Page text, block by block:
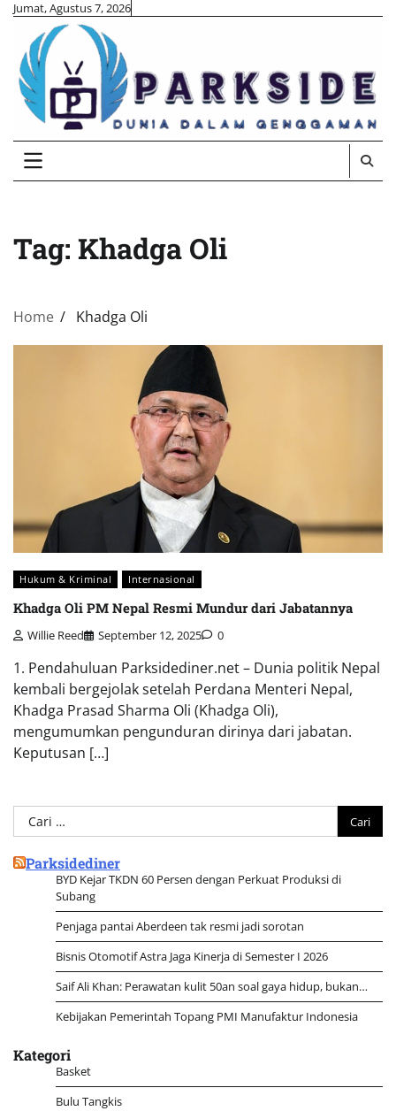
Skip
content
Jumat, Agustus 7, 2026
Tag: Khadga Oli
Home Khadga Oli
Hukum & Kriminal Internasional
Khadga Oli PM Nepal Resmi Mundur dari Jabatannya
Willie Reed September 12, 2025 0
1. Pendahuluan Parksidediner.net – Dunia politik Nepal
kembali bergejolak setelah Perdana Menteri Nepal,
Khadga Prasad Sharma Oli (Khadga Oli),
mengumumkan pengunduran dirinya dari jabatan.
Keputusan […]
Cari
untuk:
Parksidediner
BYD Kejar TKDN 60 Persen dengan Perkuat Produksi di
Subang
Penjaga pantai Aberdeen tak resmi jadi sorotan
Bisnis Otomotif Astra Jaga Kinerja di Semester I 2026
Saif Ali Khan: Perawatan kulit 50an soal gaya hidup, bukan…
Kebijakan Pemerintah Topang PMI Manufaktur Indonesia
Kategori
Basket
Bulu Tangkis